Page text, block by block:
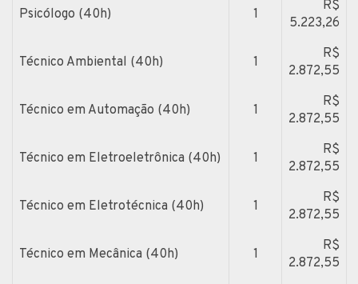
Psicólogo (40h) 1
R$
5.223,26
Técnico Ambiental (40h) 1
R$
2.872,55
Técnico em Automação (40h) 1
R$
2.872,55
Técnico em Eletroeletrônica (40h) 1
R$
2.872,55
Técnico em Eletrotécnica (40h) 1
R$
2.872,55
Técnico em Mecânica (40h) 1
R$
2.872,55